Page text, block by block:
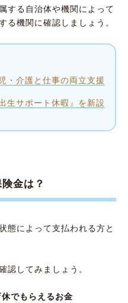
する自治体や機関によって
る機関に確認しましょう。
・介護と仕事の両立支援
生サポート休暇』を新設
金は？
態によって支払われる方と
認してみましょう。
でもらえるお金